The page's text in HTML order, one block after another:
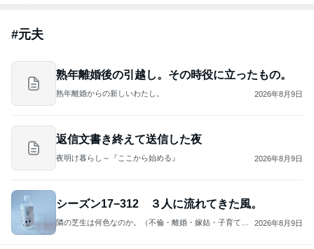
#元夫
熟年離婚後の引越し。その時役に立ったもの。
熟年離婚からの新しいわたし。 2026年8月9日
返信文書き終えて送信した夜
夜明け暮らし～『ここから始める』 2026年8月9日
シーズン17−312 ３人に流れてきた風。
隣の芝生は何色なのか。（不倫・離婚・嫁姑・子育て、
2026年8月9日